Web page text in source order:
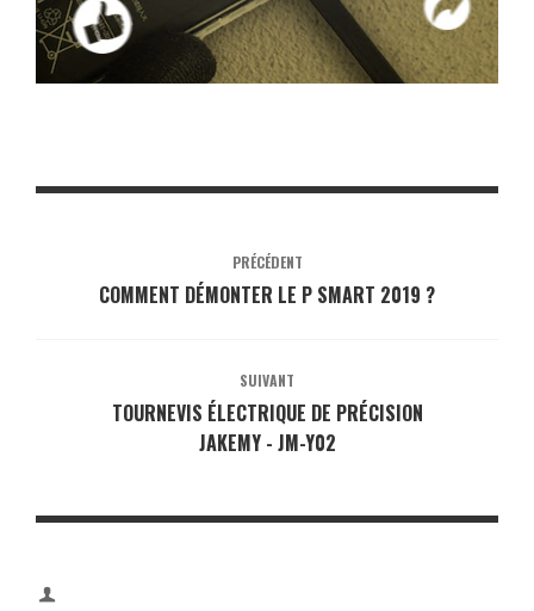
PRÉCÉDENT
COMMENT DÉMONTER LE P SMART 2019 ?
SUIVANT
TOURNEVIS ÉLECTRIQUE DE PRÉCISION
JAKEMY - JM-Y02